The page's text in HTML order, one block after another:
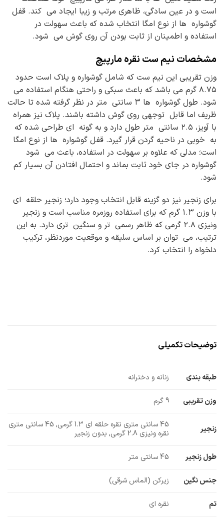
است و در عین سادگی، ظاهری مرتب و زیبا ایجاد می کند. قفل
گوشواره ها از نوع امگا انتخاب شده که باعث سهولت در
استفاده و اطمینان از ثابت بودن آن روی گوش می شود.
مشخصات نیم ست نقره مارپیچ
وزن تقریبی این نیم ست که شامل گوشواره و پلاک است حدود
۸.۷۵ گرم می باشد که باعث سبکی و راحتی هنگام استفاده می
شود. طول گوشواره ها ۳ سانتی متر در نظر گرفته شده تا حالت
ظریف اما قابل توجهی روی گوش داشته باشند. پلاک نیز همراه
با آویز، ۲.۵ سانتی متر طول دارد و به گونه ای طراحی شده که
به خوبی در ناحیه گردن قرار گیرد. قفل گوشواره ها از نوع امگا
است؛ مدلی که علاوه بر سهولت در استفاده، باعث می شود
گوشواره در جای خود ثابت بماند و احتمال افتادن آن بسیار کم
شود.
برای زنجیر نیز دو گزینه قابل انتخاب وجود دارد؛ زنجیر حلقه ای
با وزن ۱.۳ گرم که برای استفاده روزمره مناسب است و زنجیر
ونیزی ۲.۸ گرمی که ظاهر رسمی تر و سنگین تری دارد. به این
ترتیب، می توان بر اساس سلیقه و موقعیت موردنظر، ترکیب
دلخواه را انتخاب کرد.
توضیحات تکمیلی
طبقه بندی زنانه و دخترانه
وزن تقریبی 9 گرم
زنجیر
45 سانتی متری نقره حلقه ای 1.3 گرمی, 45 سانتی متری
نقره ونیزی 2.8 گرمی, بدون زنجیر
طول زنجیر 45 سانتی متر
جنس نگین زیرکن (الماس شرقی)
تم نقره ای